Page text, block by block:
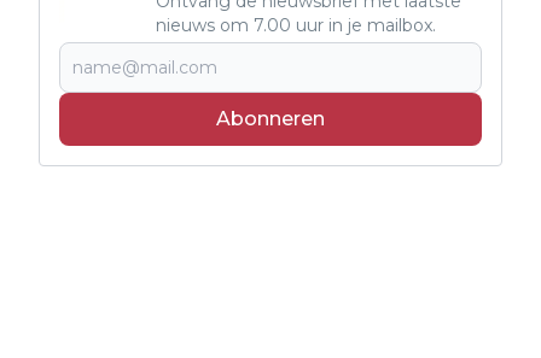
nieuws om 7.00 uur in je mailbox.
Abonneren